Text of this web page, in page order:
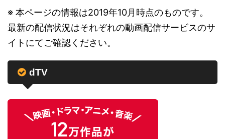
※ 本ページの情報は2019年10月時点のものです。
最新の配信状況はそれぞれの動画配信サービスのサ
イトにてご確認ください。
dTV